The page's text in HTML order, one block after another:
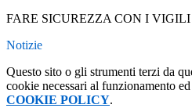
FARE SICUREZZA CON I
Notizie
Questo sito o gli strumenti terzi da
cookie necessari al funzionamento
COOKIE POLICY.